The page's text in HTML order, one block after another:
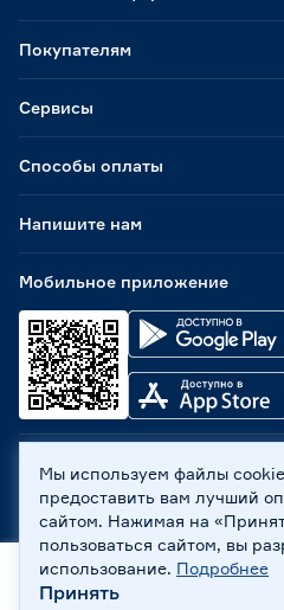
Способы оплаты
Мобильное приложение
Покупателям
Сервисы
Напишите нам
ООО «Бауцентр Рус» 2004 -
ул. А.Невского, 205. ИНН
Все права защищены
Политика обработки
Правовая информация
Охрана труда
Главная
Мы используем файлы
предоставить вам лучший
сайтом. Нажимая на
пользоваться сайтом, вы
использование. Подробнее
Принять